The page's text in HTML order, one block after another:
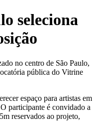
seleciona
no centro de São Paulo,
pública do Vitrine
espaço para artistas em
participante é convidado a
reservados ao projeto,